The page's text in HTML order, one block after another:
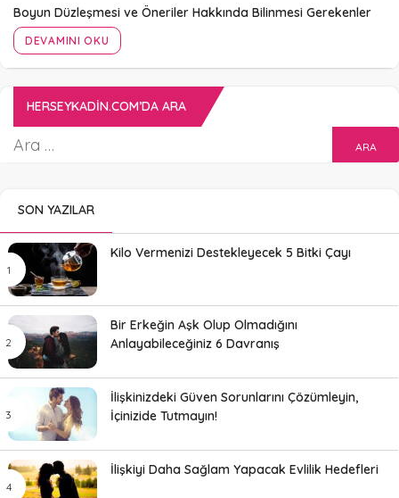
Boyun Düzleşmesi ve Öneriler Hakkında Bilinmesi Gerekenler
DEVAMINI OKU
HERSEYKADIN.COM’DA ARA
SON YAZILAR
Kilo Vermenizi Destekleyecek 5 Bitki Çayı
Bir Erkeğin Aşk Olup Olmadığını
Anlayabileceğiniz 6 Davranış
İlişkinizdeki Güven Sorunlarını Çözümleyin,
İçinizide Tutmayın!
İlişkiyi Daha Sağlam Yapacak Evlilik Hedefleri